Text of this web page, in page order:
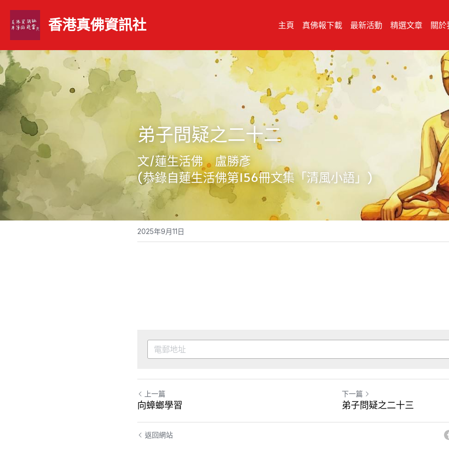
香港真佛資訊社 主頁 真佛報下載 最新活動 精選文章 關於
弟子問疑之二十二
文/蓮生活佛　盧勝彥
(恭錄自蓮生活佛第156冊文集「清風小語」)
2025年9月11日
上一篇
向蟑螂學習
下一篇
弟子問疑之二十三
返回網站